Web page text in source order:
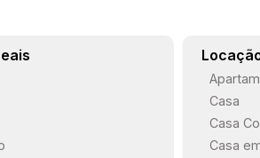
Casa
Casa
Casa